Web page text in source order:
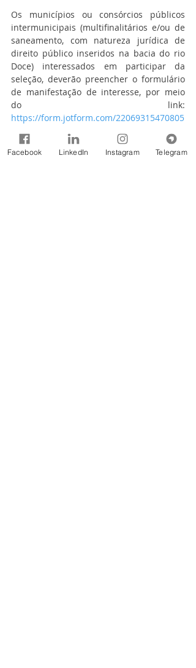
Os municípios ou consórcios públicos
intermunicipais (multifinalitários e/ou de
saneamento, com natureza jurídica de
direito público inseridos na bacia do rio
Doce) interessados em participar da
seleção, deverão preencher o formulário
de manifestação de interesse, por meio
https://form.jotform.com/22069315470805
Fonte: CBH-DOCE
Facebook LinkedIn Instagram Telegram